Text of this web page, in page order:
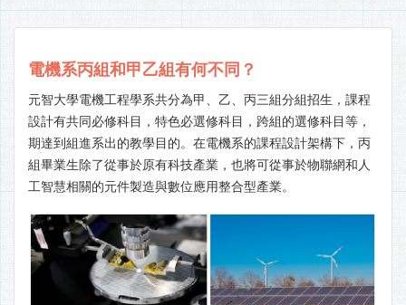
電機系丙組和甲乙組有何不同？
元智大學電機工程學系共分為甲、乙、丙三組分組招生，課程
設計有共同必修科目，特色必選修科目，跨組的選修科目等，
期達到組進系出的教學目的。在電機系的課程設計架構下，丙
組畢業生除了從事於原有科技產業，也將可從事於物聯網和人
工智慧相關的元件製造與數位應用整合型產業。